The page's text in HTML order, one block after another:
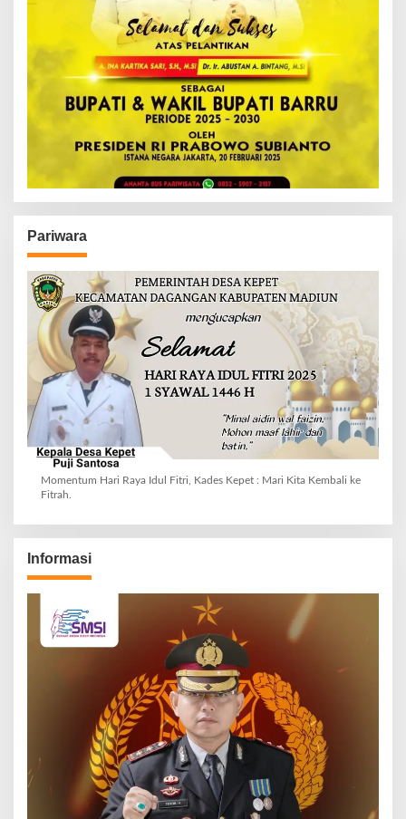
Pariwara
Momentum Hari Raya Idul Fitri, Kades Kepet : Mari Kita Kembali ke
Fitrah.
Informasi